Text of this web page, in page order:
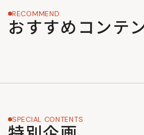
RECOMMEND
おすすめコンテ
SPECIAL CONTENTS